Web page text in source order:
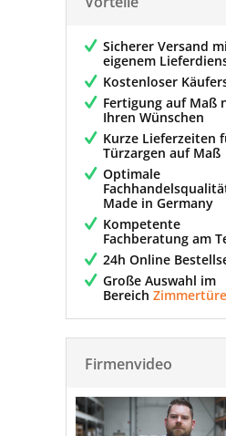
Sicherer Versand
eigenem
Kostenloser
Fertigung auf Maß
Ihren Wünschen
Kurze Lieferzeiten
Türzargen auf Maß
Optimale
Made in Germany
Kompetente
Fachberatung am
24h Online
Große Auswahl im
Bereich
Firmenvideo